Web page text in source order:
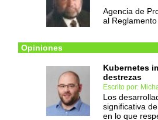
Agencia de
al
Opiniones
Kubernetes
destrezas
Escrito por:
Los
significativa
en lo que